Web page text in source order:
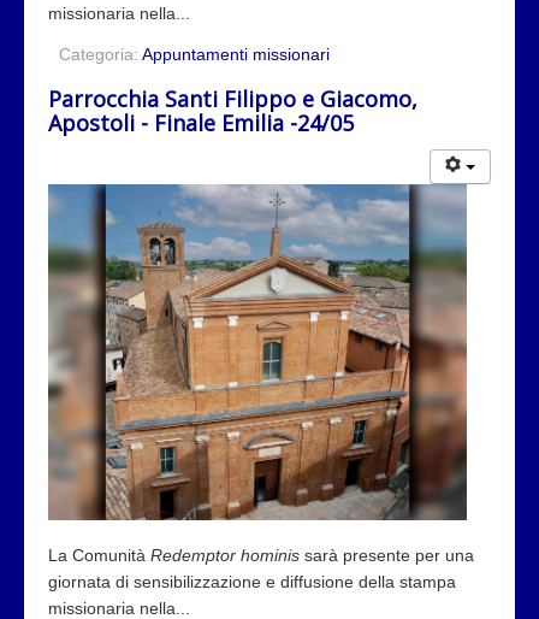
missionaria nella...
Categoria: Appuntamenti missionari
Parrocchia Santi Filippo e Giacomo,
Apostoli - Finale Emilia -24/05
La Comunità Redemptor hominis sarà presente per una
giornata di sensibilizzazione e diffusione della stampa
missionaria nella...